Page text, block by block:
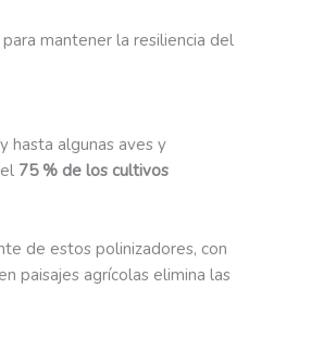
mantener la resiliencia del
hasta algunas aves y
75 % de los cultivos
de estos polinizadores, con
paisajes agrícolas elimina las